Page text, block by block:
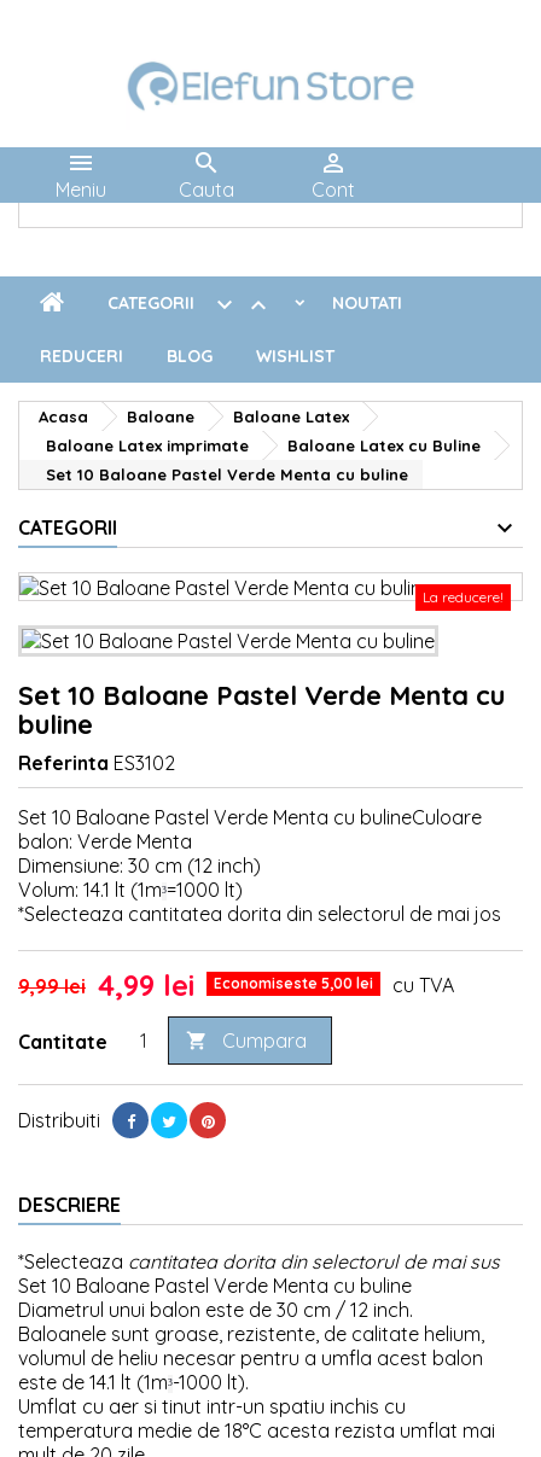

Meniu

Cauta

Cont
 
CATEGORII NOUTATI
REDUCERI BLOG WISHLIST
Acasa Baloane
Baloane Latex
Baloane Latex imprimate
Baloane Latex cu Buline
Set 10 Baloane Pastel Verde Menta cu buline
CATEGORII
La reducere!
Set 10 Baloane Pastel Verde Menta cu
buline
Referinta ES3102
Set 10 Baloane Pastel Verde Menta cu bulineCuloare
balon: Verde Menta
Dimensiune: 30 cm (12 inch)
Volum: 14.1 lt (1m³=1000 lt)
*Selecteaza cantitatea dorita din selectorul de mai jos
9,99 lei 4,99 lei Economiseste 5,00 lei cu TVA
Cantitate  Cumpara
Distribuiti
DESCRIERE
*Selecteaza cantitatea dorita din selectorul de mai sus
Set 10 Baloane Pastel Verde Menta cu buline
Diametrul unui balon este de 30 cm / 12 inch.
Baloanele sunt groase, rezistente, de calitate helium,
volumul de heliu necesar pentru a umfla acest balon
este de 14.1 lt (1m³-1000 lt).
Umflat cu aer si tinut intr-un spatiu inchis cu
temperatura medie de 18°C acesta rezista umflat mai